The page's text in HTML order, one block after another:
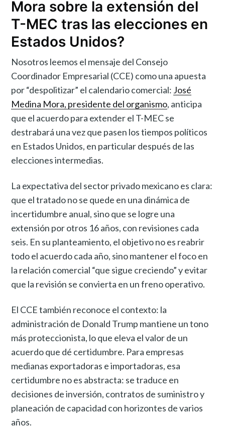
Mora sobre la extensión del
T-MEC tras las elecciones en
Estados Unidos?
Nosotros leemos el mensaje del Consejo
Coordinador Empresarial (CCE) como una apuesta
por “despolitizar” el calendario comercial: José
Medina Mora, presidente del organismo, anticipa
que el acuerdo para extender el T-MEC se
destrabará una vez que pasen los tiempos políticos
en Estados Unidos, en particular después de las
elecciones intermedias.
La expectativa del sector privado mexicano es clara:
que el tratado no se quede en una dinámica de
incertidumbre anual, sino que se logre una
extensión por otros 16 años, con revisiones cada
seis. En su planteamiento, el objetivo no es reabrir
todo el acuerdo cada año, sino mantener el foco en
la relación comercial “que sigue creciendo” y evitar
que la revisión se convierta en un freno operativo.
El CCE también reconoce el contexto: la
administración de Donald Trump mantiene un tono
más proteccionista, lo que eleva el valor de un
acuerdo que dé certidumbre. Para empresas
medianas exportadoras e importadoras, esa
certidumbre no es abstracta: se traduce en
decisiones de inversión, contratos de suministro y
planeación de capacidad con horizontes de varios
años.